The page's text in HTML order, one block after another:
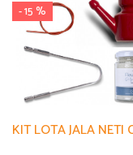
- 15 %